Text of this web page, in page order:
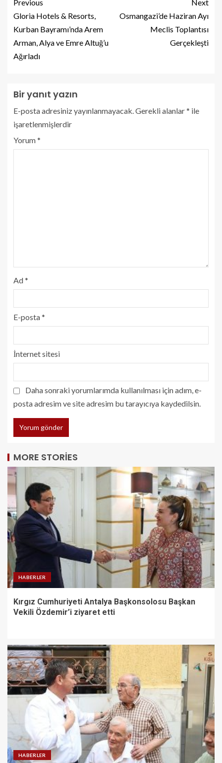
Previous
Gloria Hotels & Resorts,
Kurban Bayramı’nda Arem
Arman, Alya ve Emre Altuğ’u
Ağırladı
Next
Osmangazi’de Haziran Ayı
Meclis Toplantısı
Gerçekleşti
Bir yanıt yazın
E-posta adresiniz yayınlanmayacak. Gerekli alanlar* ile
işaretlenmişlerdir
Yorum*
Ad*
E-posta*
İnternet sitesi
Daha sonraki yorumlarımda kullanılması için adım, e-
posta adresim ve site adresim bu tarayıcıya kaydedilsin.
MORE STORIES
HABERLER
Kırgız Cumhuriyeti Antalya Başkonsolosu Başkan
Vekili Özdemir’i ziyaret etti
HABERLER